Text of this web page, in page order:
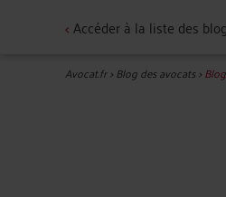
<Accéder à la liste des
Avocat.fr>Blog des avocats>